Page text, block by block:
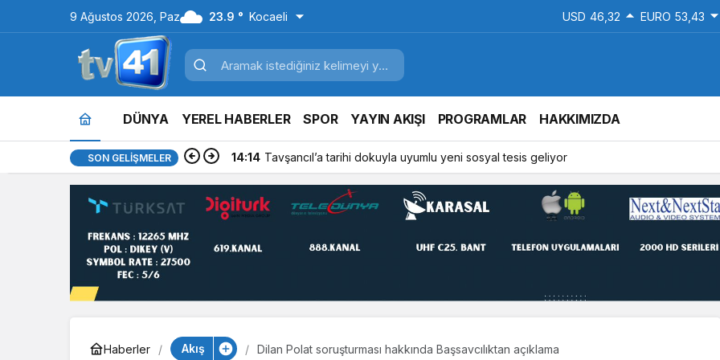
9 Ağustos 2026, Paz 23.9 ° Kocaeli USD 46,32 EURO 53,43
DÜNYA YEREL HABERLER SPOR YAYIN AKIŞI PROGRAMLAR HAKKIMIZDA
SON GELIŞMELER 14:14 Tavşancıl’a tarihi dokuyla uyumlu yeni sosyal tesis geliyor
Haberler Akış Dilan Polat soruşturması hakkında Başsavcılıktan açıklama